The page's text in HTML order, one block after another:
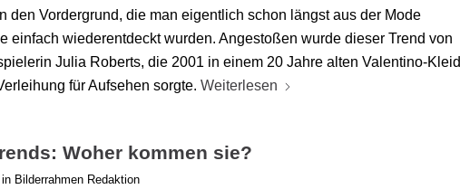
den Vordergrund, die man eigentlich schon längst aus der Mode
einfach wiederentdeckt wurden. Angestoßen wurde dieser Trend von
Julia Roberts, die 2001 in einem 20 Jahre alten Valentino-Kleid
für Aufsehen sorgte. Weiterlesen
Woher kommen sie?
in Bilderrahmen Redaktion